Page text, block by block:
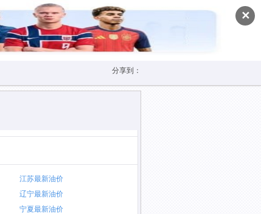
✕
分享到：
江苏最新油价
辽宁最新油价
宁夏最新油价